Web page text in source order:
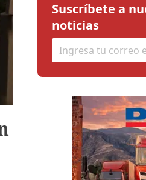
Suscríbete a
noticias